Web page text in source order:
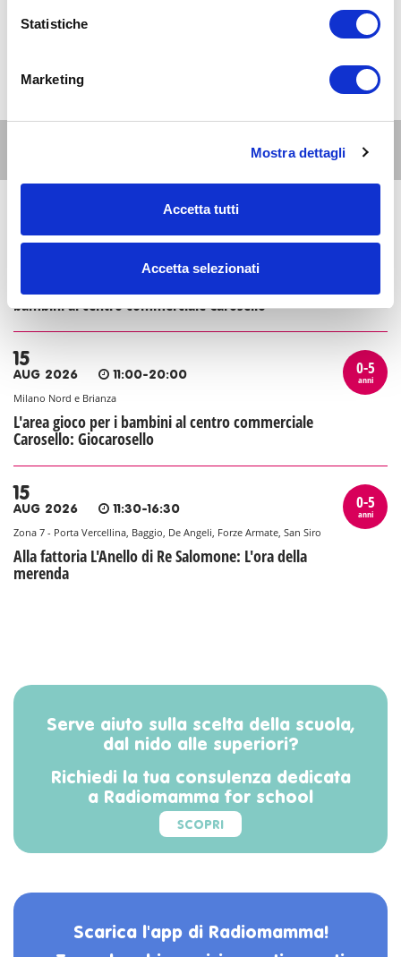
Statistiche
Marketing
Mostra dettagli
Accetta tutti
Accetta selezionati
Altri eventi per questa età
AUG 2026 16:30-20:00
Al Giocarosello: ingresso ridotto all'area per i
bambini al centro commerciale Carosello
0-5
anni
15
AUG 2026 11:00-20:00
Milano Nord e Brianza
L'area gioco per i bambini al centro commerciale
Carosello: Giocarosello
0-5
anni
15
AUG 2026 11:30-16:30
Zona 7 - Porta Vercellina, Baggio, De Angeli, Forze Armate, San Siro
Alla fattoria L'Anello di Re Salomone: L'ora della
merenda
0-5
anni
Serve aiuto sulla scelta della scuola,
dal nido alle superiori?
Richiedi la tua consulenza dedicata
a Radiomamma for school
SCOPRI
Scarica l'app di Radiomamma!